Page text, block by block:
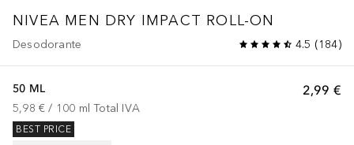
NIVEA MEN DRY IMPACT ROLL-ON
Desodorante 4.5 (184)
2,99 €
50 ML
5,98 € / 100 ml Total IVA
BEST PRICE